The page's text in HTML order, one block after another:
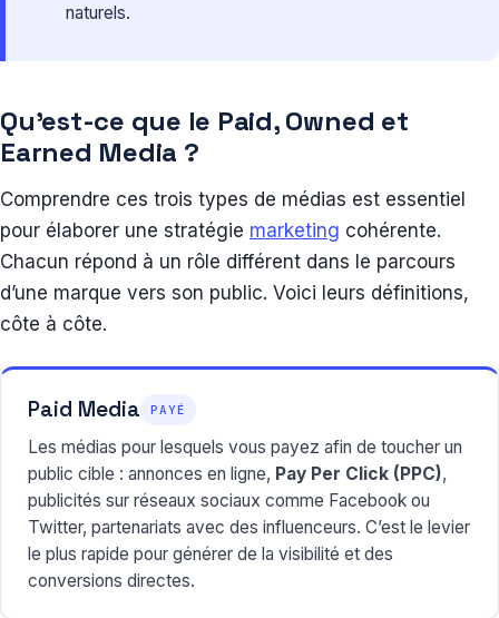
naturels.
Qu’est-ce que le Paid, Owned et
Earned Media ?
Comprendre ces trois types de médias est essentiel
pour élaborer une stratégie marketing cohérente.
Chacun répond à un rôle différent dans le parcours
d’une marque vers son public. Voici leurs définitions,
côte à côte.
Paid Media PAYÉ
Les médias pour lesquels vous payez afin de toucher un
public cible : annonces en ligne, Pay Per Click (PPC),
publicités sur réseaux sociaux comme Facebook ou
Twitter, partenariats avec des influenceurs. C’est le levier
le plus rapide pour générer de la visibilité et des
conversions directes.